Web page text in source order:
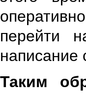
перейти
написание
Таким